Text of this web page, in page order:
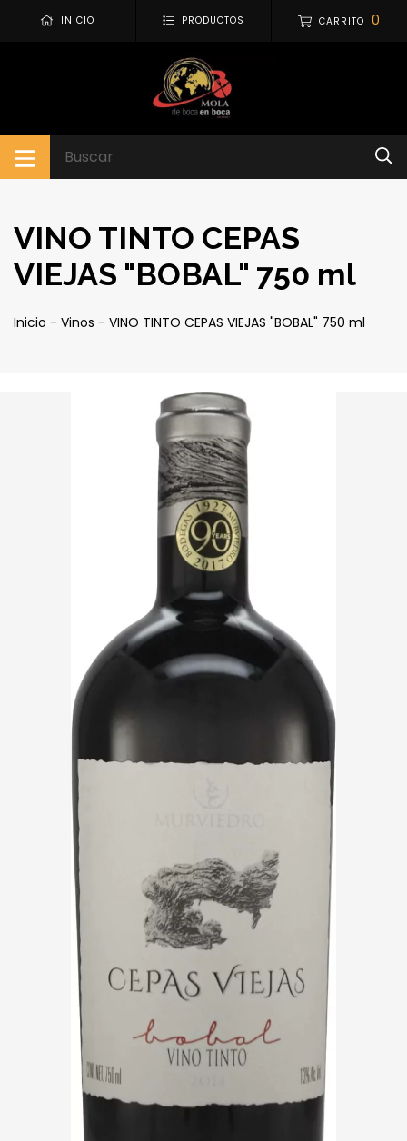
INICIO PRODUCTOS CARRITO 0
VINO TINTO CEPAS
VIEJAS "BOBAL" 750 ml
Inicio - Vinos - VINO TINTO CEPAS VIEJAS "BOBAL" 750 ml